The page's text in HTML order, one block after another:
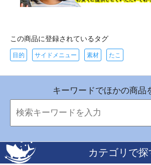
この商品に登録されているタグ
目的 サイドメニュー 素材 たこ
キーワードでほかの商品
カテゴリで探